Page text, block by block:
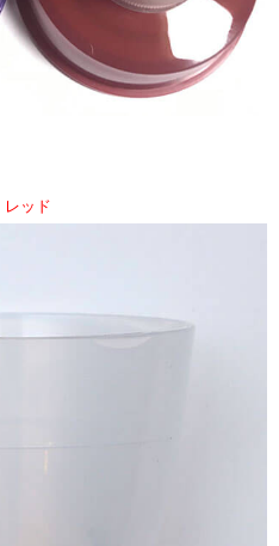
レッド